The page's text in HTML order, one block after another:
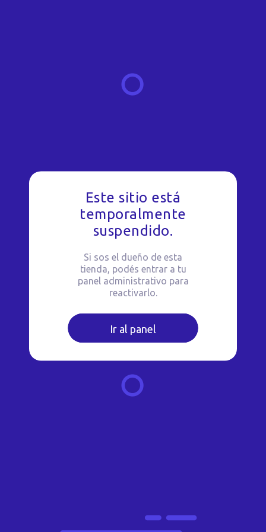
Este sitio está
temporalmente
suspendido.
Si sos el dueño de esta
tienda, podés entrar a tu
panel administrativo para
reactivarlo.
Ir al panel